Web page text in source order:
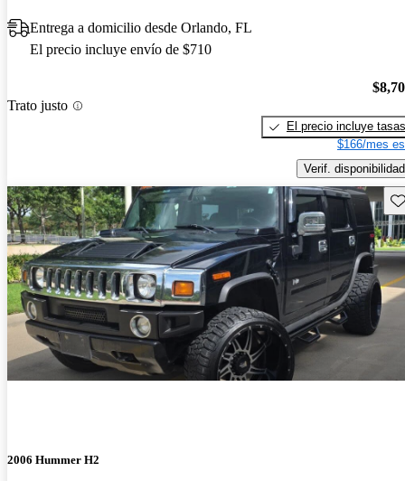
Entrega a domicilio desde Orlando, FL
El precio incluye envío de $710
Trato justo
El precio incluye tasas
$166/mes
Verif. disponibilidad
2006 Hummer H2